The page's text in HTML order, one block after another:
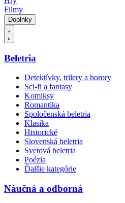
Filmy
Doplnky
Beletria
Detektívky, trilery a horory
Sci-fi a fantasy
Komiksy
Romantika
Spoločenská beletria
Klasika
Historické
Slovenská beletria
Svetová beletria
Poézia
Ďalšie kategórie
Náučná a odborná